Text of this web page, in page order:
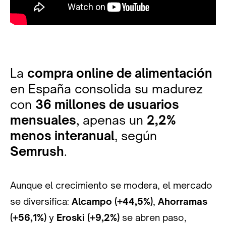
La compra online de alimentación
en España consolida su madurez
con 36 millones de usuarios
mensuales, apenas un 2,2%
menos interanual, según
Semrush.
Aunque el crecimiento se modera, el mercado
se diversifica: Alcampo (+44,5%), Ahorramas
(+56,1%) y Eroski (+9,2%) se abren paso,